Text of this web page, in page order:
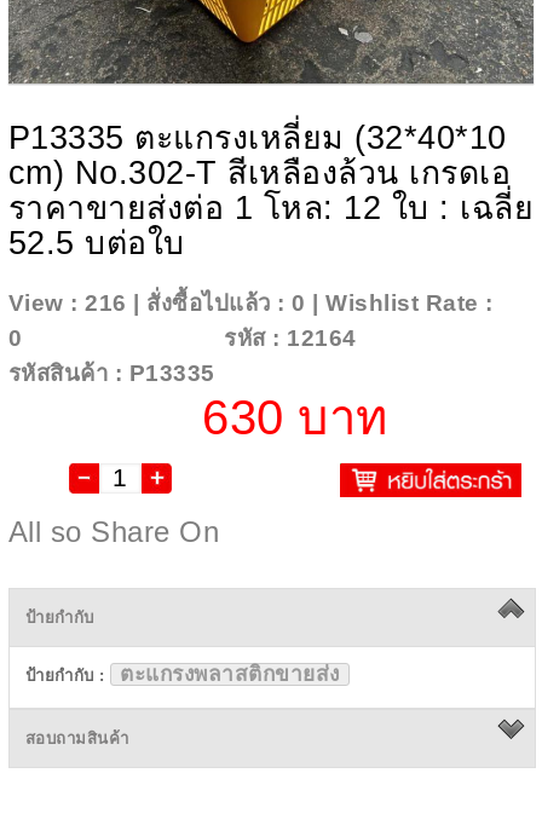
P13335 ตะแกรงเหลี่ยม (32*40*10
cm) No.302-T สีเหลืองล้วน เกรดเอ
ราคาขายส่งต่อ 1 โหล: 12 ใบ : เฉลี่ย
52.5 บต่อใบ
View : 216 | สั่งซื้อไปแล้ว : 0 | Wishlist Rate :
0
รหัส : 12164
รหัสสินค้า : P13335
630 บาท
All so Share On
ป้ายกำกับ
ป้ายกำกับ : ตะแกรงพลาสติกขายส่ง
สอบถามสินค้า